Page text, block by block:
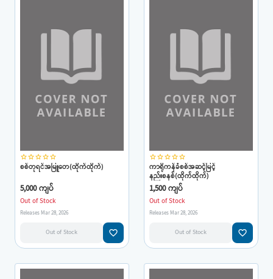
star_borderstar_borderstar_borderstar_borderstar_border
စစ်တုရင်အမြူတေ(ထိုက်ထိုက်)
5,000 ကျပ်
Out of Stock
Releases Mar 28, 2026
Out of Stock favorite_border
star_borderstar_borderstar_borderstar_borderstar_border
ကာရိုကန်ခံစစ်အဆင့်မြင့်
နည်းစနစ်(ထိုက်ထိုက်)
1,500 ကျပ်
Out of Stock
Releases Mar 28, 2026
Out of Stock favorite_border